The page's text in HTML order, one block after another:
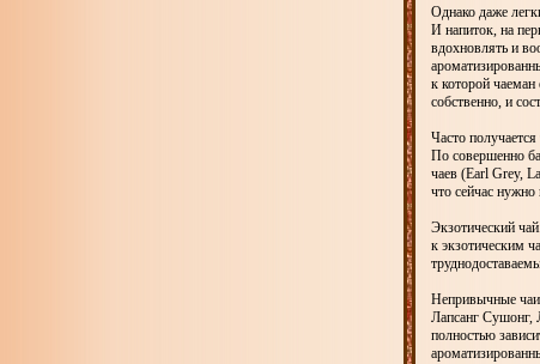
Однако даже
И напиток, на
вдохновлять и
к которой
собственно, и
Часто
По совершенно
чаев (Earl Grey,
что сейчас нужно
Экзотический
к экзотическим
Непривычные
Лапсанг Сушонг,
полностью